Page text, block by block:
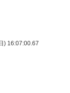
) 16:07:00.67